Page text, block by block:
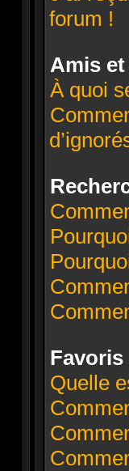
forum !
Amis
À quoi
Quelle